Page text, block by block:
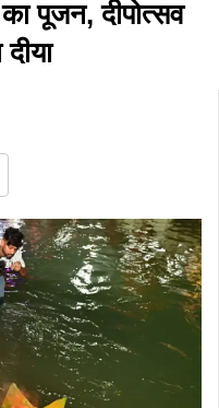
पूजन, दीपोत्सव